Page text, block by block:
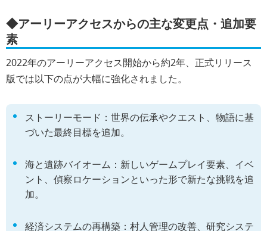
◆アーリーアクセスからの主な変更点・追加要
素
2022年のアーリーアクセス開始から約2年、正式リリース
版では以下の点が大幅に強化されました。
ストーリーモード：世界の伝承やクエスト、物語に基
づいた最終目標を追加。
海と遺跡バイオーム：新しいゲームプレイ要素、イベ
ント、偵察ロケーションといった形で新たな挑戦を追
加。
経済システムの再構築：村人管理の改善、研究システ